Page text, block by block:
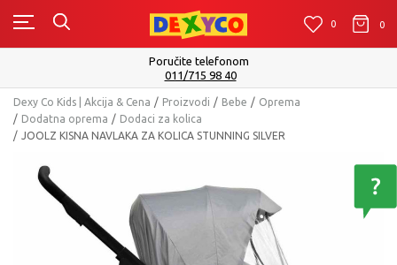
0 0 0
Poručite telefonom
011/715 98 40
Dexy Co Kids | Akcija & Cena Proizvodi Bebe
Oprema
Dodatna oprema
Dodaci za kolica
JOOLZ KISNA NAVLAKA ZA KOLICA STUNNING SILVER